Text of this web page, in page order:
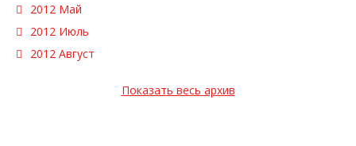
2012 Май
2012 Июль
2012 Август
Показать весь архив